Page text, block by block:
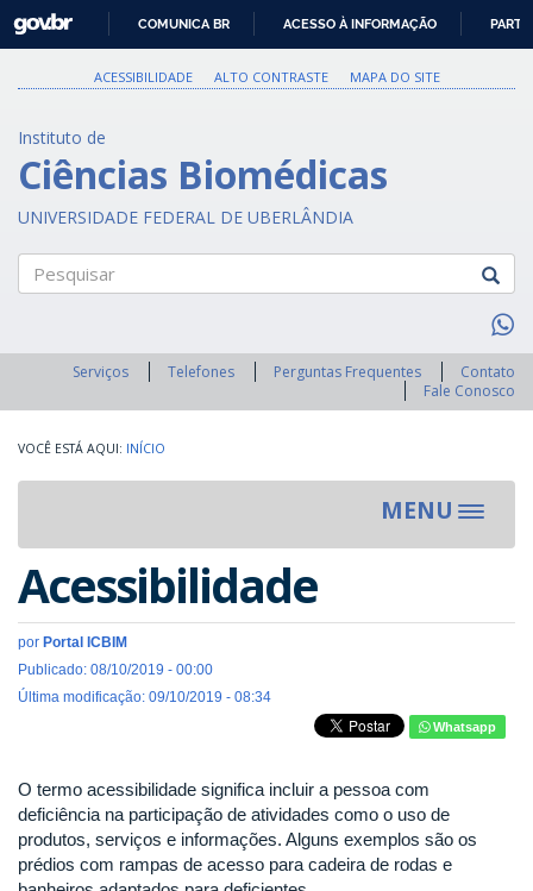
PARA
O
GOVBR
COMUNICA BR ACESSO À INFORMAÇÃO
ACESSIBILIDADE ALTO CONTRASTE MAPA DO SITE
Instituto de
Ciências Biomédicas
UNIVERSIDADE FEDERAL DE UBERLÂNDIA
Serviços Telefones Perguntas Frequentes
Contato
Fale Conosco
INÍCIO
MENU
Toggle
Acessibilidade
por Portal ICBIM
Publicado: 08/10/2019 - 00:00
Última modificação: 09/10/2019 - 08:34
Whatsapp
O termo acessibilidade significa incluir a pessoa com
deficiência na participação de atividades como o uso de
produtos, serviços e informações. Alguns exemplos são os
prédios com rampas de acesso para cadeira de rodas e